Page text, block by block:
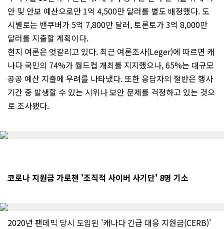
안 및 안보 예산으로만 1억 4,500만 달러를 별도 배정했다. 도
시별로는 밴쿠버가 5억 7,800만 달러, 토론토가 3억 8,000만
달러를 지출할 계획이다.
현지 여론은 엇갈리고 있다. 최근 여론조사(Leger)에 따르면 캐
나다 국민의 74%가 월드컵 개최를 지지했으나, 65%는 대규모
공공 예산 지출에 우려를 나타냈다. 또한 응답자의 절반은 행사
기간 중 발생할 수 있는 시위나 보안 문제를 걱정하고 있는 것으
로 조사됐다.
코로나 지원금 가로챈 '조직적 사이버 사기단' 8명 기소
2020년 팬데믹 당시 도입된 '캐나다 긴급 대응 지원금(CERB)'